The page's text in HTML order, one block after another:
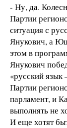
- Ну, да.
Партии
ситуация с
Янукович, а
этом в
Янукович
«русский язык
Партии
парламент, и
выполнять не
И еще хотят